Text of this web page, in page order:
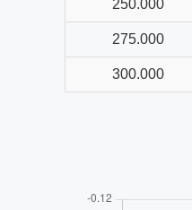
250.000
275.000
300.000